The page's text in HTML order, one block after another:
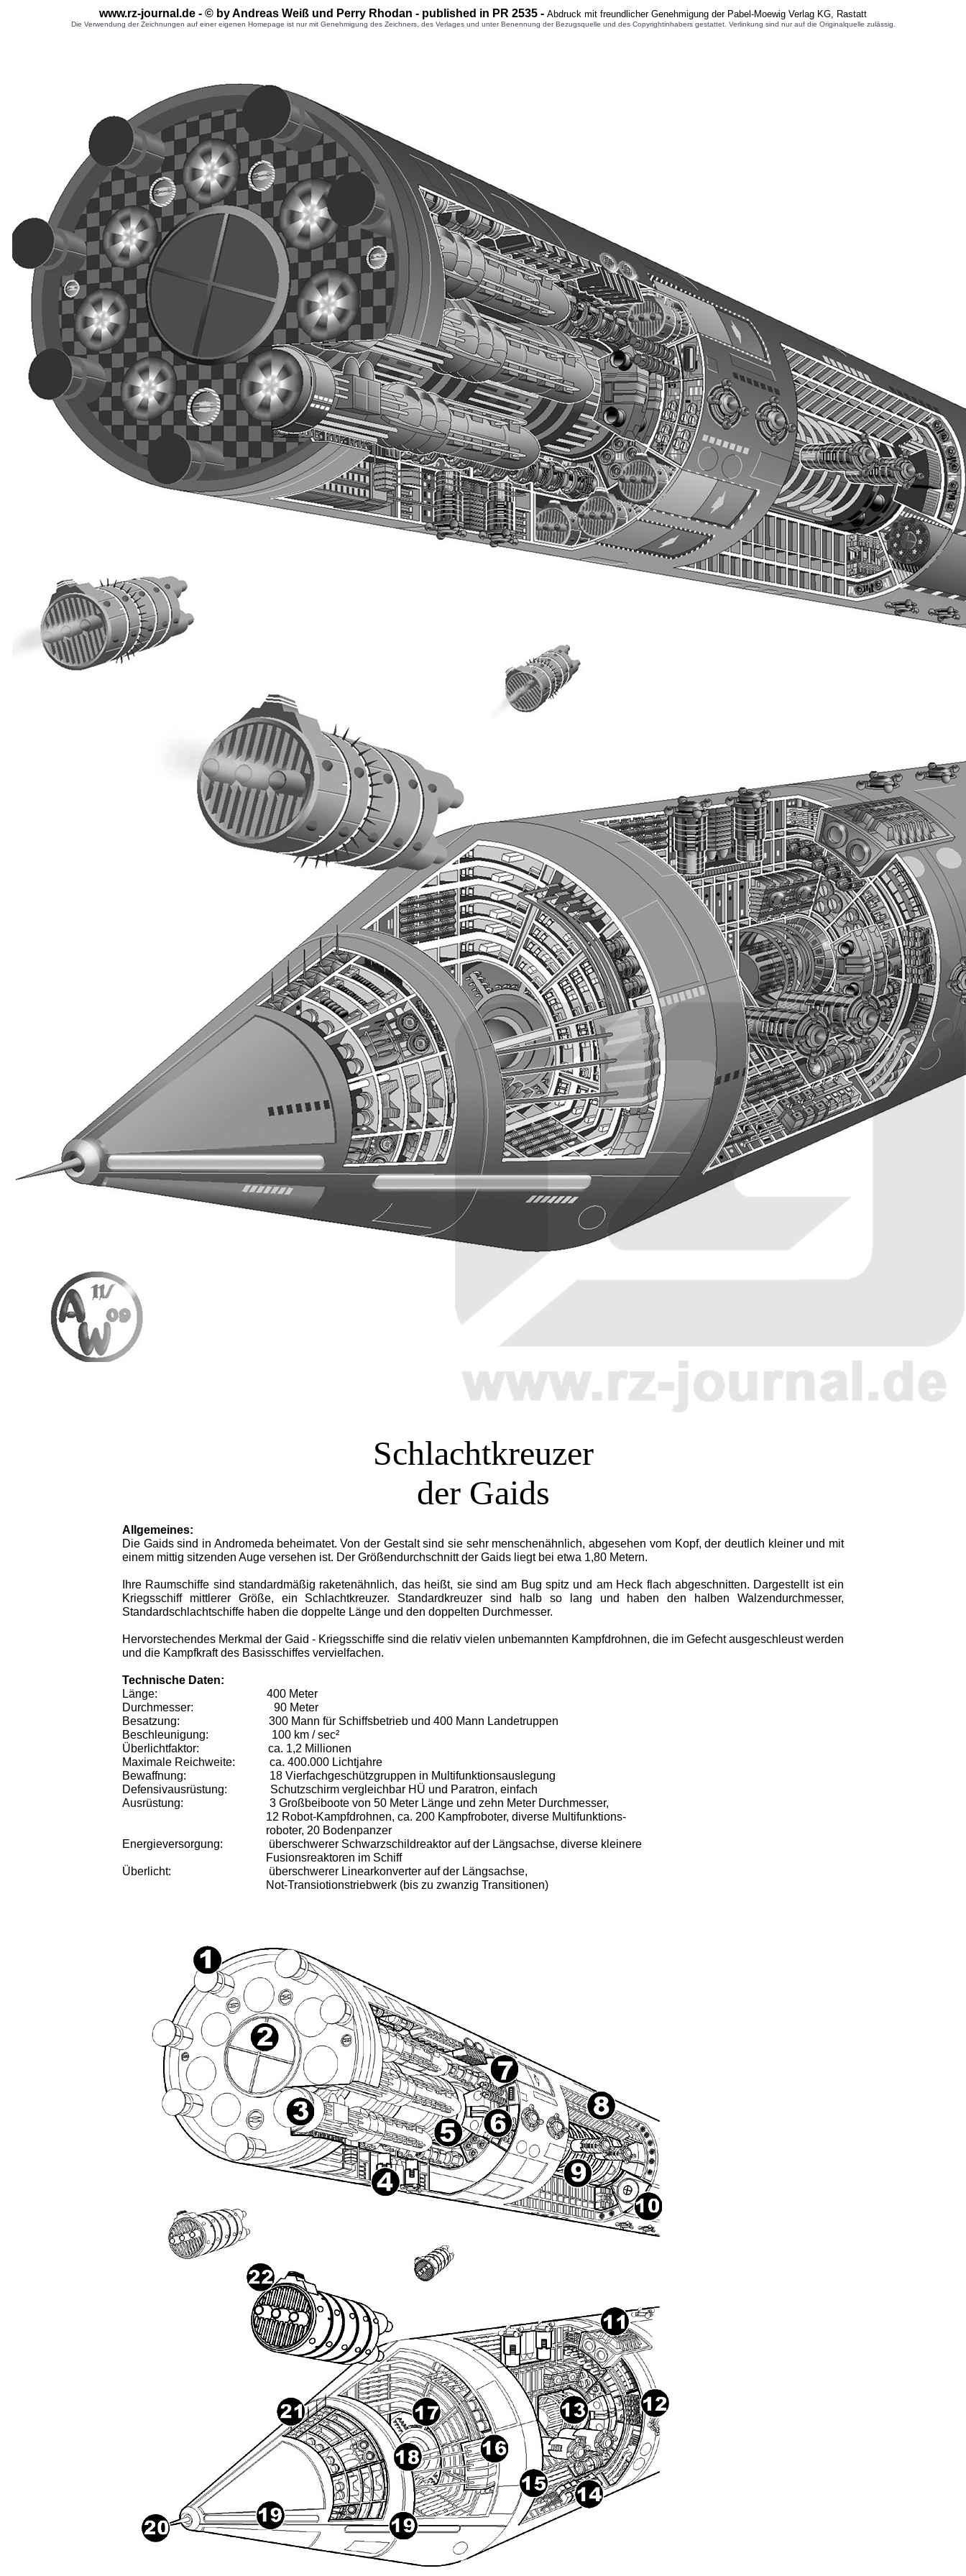
www.rz-journal.de - © by Andreas Weiß und Perry Rhodan - published in PR 2535 - Abdruck mit freundlicher Genehmigung der Pabel-Moewig Verlag KG, Rastatt
Die Verwendung der Zeichnungen auf einer eigenen Homepage ist nur mit Genehmigung des Zeichners, des Verlages und unter Benennung der Bezugsquelle und des Copyrightinhabers gestattet. Verlinkung sind nur auf die Originalquelle zulässig.
Schlachtkreuzer
der Gaids
Allgemeines:
Die Gaids sind in Andromeda beheimatet. Von der Gestalt sind sie sehr menschenähnlich, abgesehen vom Kopf, der deutlich kleiner und mit
einem mittig sitzenden Auge versehen ist. Der Größendurchschnitt der Gaids liegt bei etwa 1,80 Metern.
Ihre Raumschiffe sind standardmäßig raketenähnlich, das heißt, sie sind am Bug spitz und am Heck flach abgeschnitten. Dargestellt ist ein
Kriegsschiff mittlerer Größe, ein Schlachtkreuzer. Standardkreuzer sind halb so lang und haben den halben Walzendurchmesser,
Standardschlachtschiffe haben die doppelte Länge und den doppelten Durchmesser.
Hervorstechendes Merkmal der Gaid - Kriegsschiffe sind die relativ vielen unbemannten Kampfdrohnen, die im Gefecht ausgeschleust werden
und die Kampfkraft des Basisschiffes vervielfachen.
Technische Daten:
Länge:
400 Meter
Durchmesser:
90 Meter
Besatzung:
300 Mann für Schiffsbetrieb und 400 Mann Landetruppen
Beschleunigung:
100 km / sec²
Überlichtfaktor:
ca. 1,2 Millionen
Maximale Reichweite:
ca. 400.000 Lichtjahre
Bewaffnung:
18 Vierfachgeschützgruppen in Multifunktionsauslegung
Defensivausrüstung:
Schutzschirm vergleichbar HÜ und Paratron, einfach
Ausrüstung:
3 Großbeiboote von 50 Meter Länge und zehn Meter Durchmesser,
12 Robot-Kampfdrohnen, ca. 200 Kampfroboter, diverse Multifunktions-
roboter, 20 Bodenpanzer
Energieversorgung:
überschwerer Schwarzschildreaktor auf der Längsachse, diverse kleinere
Fusionsreaktoren im Schiff
Überlicht:
überschwerer Linearkonverter auf der Längsachse,
Not-Transiotionstriebwerk (bis zu zwanzig Transitionen)